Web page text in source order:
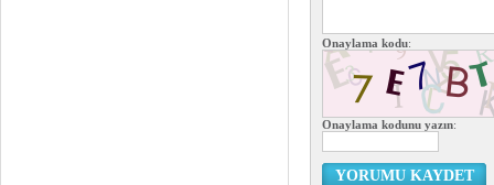
Onaylama kodu:
Onaylama kodunu yazın:
YORUMU KAYDET